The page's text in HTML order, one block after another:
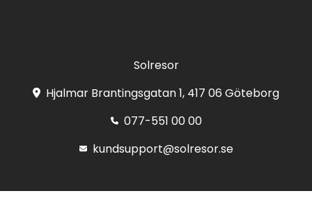
Solresor
Hjalmar Brantingsgatan 1, 417 06 Göteborg
077-551 00 00
kundsupport@solresor.se